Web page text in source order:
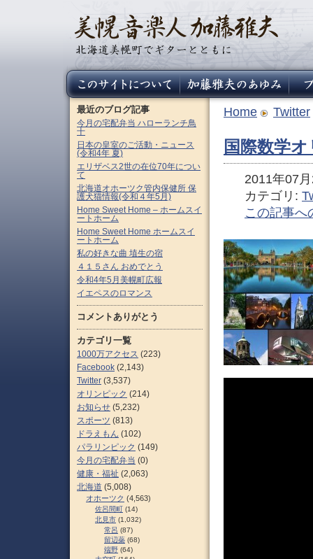
Home Twitter
国際数学
2011年07
カテゴリ:
この記事へ
最近のブログ記事
今月の宅配弁当 ハローランチ鳥
十
日本の皇室のご活動・ニュース
(令和4年 夏)
エリザベス2世の在位70年につい
て
北海道オホーツク管内保健所 保
護犬猫情報(令和４年5月)
Home Sweet Home – ホームスイ
ートホーム
Home Sweet Home ホームスイ
ートホーム
私の好きな曲 埴生の宿
４１５さん おめでとう
令和4年5月美幌町広報
イエペスのロマンス
コメントありがとう
カテゴリ一覧
1000万アクセス (223)
Facebook (2,143)
Twitter (3,537)
オリンピック (214)
お知らせ (5,232)
スポーツ (813)
ドラえもん (102)
パラリンピック (149)
今月の宅配弁当 (0)
健康・福祉 (2,063)
北海道 (5,008)
オホーツク (4,563)
佐呂間町 (14)
北見市 (1,032)
常呂 (87)
留辺蘂 (68)
端野 (64)